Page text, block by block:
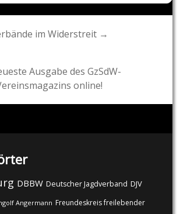
im Widerstreit →
Ausgabe des GzSdW-
online!
DBBW Deutscher Jagdverband DJV
Angermann Freundeskreis freilebender